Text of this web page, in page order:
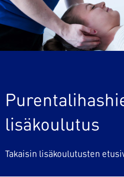
lisäkoulutus
Takaisin lisäkoulutusten